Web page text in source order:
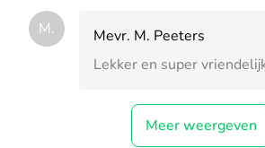
M.
Mevr. M. Peeters
Lekker en super
Meer weergeven